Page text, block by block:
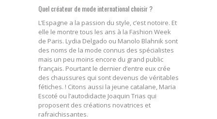
Quel créateur de mode international choisir ?
L’Espagne a la passion du style, c’est notoire. Et
elle le montre tous les ans à la Fashion Week
de Paris. Lydia Delgado ou Manolo Blahnik sont
des noms de la mode connus des spécialistes
mais un peu moins encore du grand public
français. Pourtant le dernier d’entre eux crée
des chaussures qui sont devenus de véritables
fétiches. ! Citons aussi la jeune catalane, Maria
Escoté ou l’autodidacte Joaquin Trias qui
proposent des créations novatrices et
rafraichissantes.